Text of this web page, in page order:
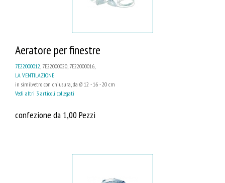
Aeratore per finestre
7E22000012, 7E22000020, 7E22000016,
LA VENTILAZIONE
in similvetro con chiusura, da Ø 12 - 16 - 20 cm
Vedi altri 3 articoli collegati
confezione da 1,00 Pezzi